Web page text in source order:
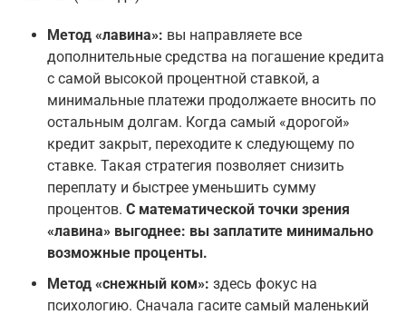
Метод «лавина»: вы направляете все
дополнительные средства на погашение кредита
с самой высокой процентной ставкой, а
минимальные платежи продолжаете вносить по
остальным долгам. Когда самый «дорогой»
кредит закрыт, переходите к следующему по
ставке. Такая стратегия позволяет снизить
переплату и быстрее уменьшить сумму
процентов. С математической точки зрения
«лавина» выгоднее: вы заплатите минимально
возможные проценты.
Метод «снежный ком»: здесь фокус на
психологию. Сначала гасите самый маленький